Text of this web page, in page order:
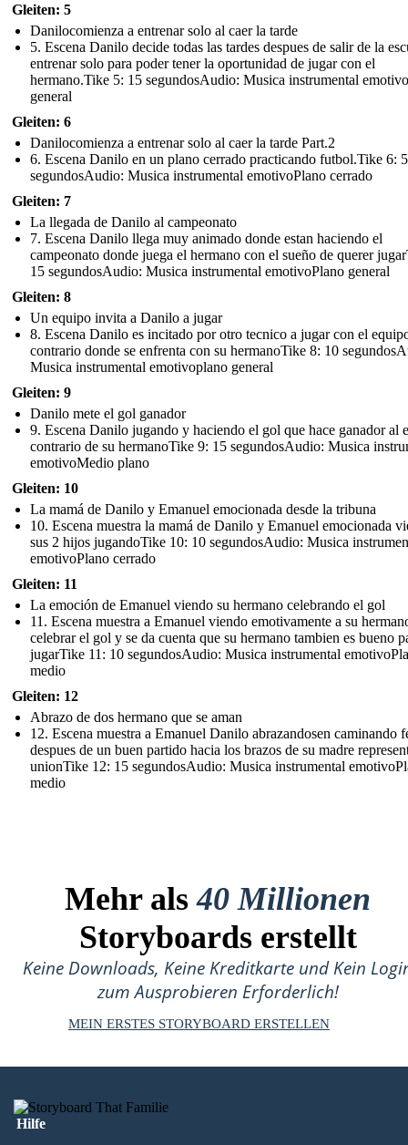
Gleiten: 5
Danilocomienza a entrenar solo al caer la tarde
5. Escena Danilo decide todas las tardes despues de salir de la
entrenar solo para poder tener la oportunidad de jugar con el
hermano.Tike 5: 15 segundosAudio: Musica instrumental
general
Gleiten: 6
Danilocomienza a entrenar solo al caer la tarde Part.2
6. Escena Danilo en un plano cerrado practicando futbol.Tike 6: 5
segundosAudio: Musica instrumental emotivoPlano cerrado
Gleiten: 7
La llegada de Danilo al campeonato
7. Escena Danilo llega muy animado donde estan haciendo el
campeonato donde juega el hermano con el sueño de querer
15 segundosAudio: Musica instrumental emotivoPlano general
Gleiten: 8
Un equipo invita a Danilo a jugar
8. Escena Danilo es incitado por otro tecnico a jugar con el
contrario donde se enfrenta con su hermanoTike 8: 10
Musica instrumental emotivoplano general
Gleiten: 9
Danilo mete el gol ganador
9. Escena Danilo jugando y haciendo el gol que hace ganador al
contrario de su hermanoTike 9: 15 segundosAudio: Musica
emotivoMedio plano
Gleiten: 10
La mamá de Danilo y Emanuel emocionada desde la tribuna
10. Escena muestra la mamá de Danilo y Emanuel emocionada
sus 2 hijos jugandoTike 10: 10 segundosAudio: Musica
emotivoPlano cerrado
Gleiten: 11
La emoción de Emanuel viendo su hermano celebrando el gol
11. Escena muestra a Emanuel viendo emotivamente a su
celebrar el gol y se da cuenta que su hermano tambien es bueno
jugarTike 11: 10 segundosAudio: Musica instrumental
medio
Gleiten: 12
Abrazo de dos hermano que se aman
12. Escena muestra a Emanuel Danilo abrazandosen caminando
despues de un buen partido hacia los brazos de su madre
unionTike 12: 15 segundosAudio: Musica instrumental
medio
Mehr als40 Millionen
Storyboards erstellt
Keine Downloads, Keine Kreditkarte und Kein
zum Ausprobieren Erforderlich!
MEIN ERSTES STORYBOARD ERSTELLEN
Hilfe